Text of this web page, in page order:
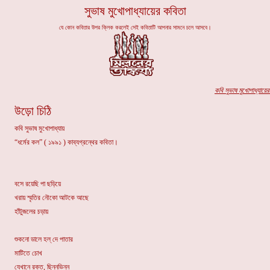
সুভাষ মুখোপাধ্যায়ের কবিতা
যে কোন কবিতার উপর ক্লিক করলেই সেই কবিতাটি আপনার সামনে চলে আসবে।
উড়ো চিঠি
কবি সুভাষ মুখোপাধ্যায়
“ধর্মের কল” ( ১৯৯১ ) কাব্যগ্রন্থের কবিতা।
বসে রয়েছি পা ছড়িয়ে
খরায় স্মৃতির নৌকো আটকে আছে
হাঁটুজলের চড়ায়
শুকনো ডালে হল্ দে পাতার
মাটিতে চোখ
যেখানে রক্ত, ছিন্নভিন্ন
কবি সুভাষ